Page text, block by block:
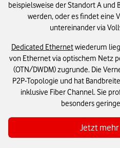
beispielsweise der Standort A
werden, oder es findet eine
untereinander via
Dedicated Ethernetwiederum
von Ethernet via optischem Netz
(OTN/DWDM) zugrunde. Die
P2P-Topologie und hat
inklusive Fiber Channel. Sie
besonders
Jetzt